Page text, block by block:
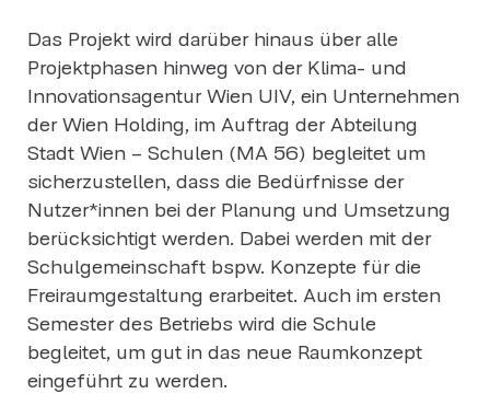
Das Projekt wird darüber hinaus über alle
Projektphasen hinweg von der Klima- und
Innovationsagentur Wien UIV, ein Unternehmen
der Wien Holding, im Auftrag der Abteilung
Stadt Wien – Schulen (MA 56) begleitet um
sicherzustellen, dass die Bedürfnisse der
Nutzer*innen bei der Planung und Umsetzung
berücksichtigt werden. Dabei werden mit der
Schulgemeinschaft bspw. Konzepte für die
Freiraumgestaltung erarbeitet. Auch im ersten
Semester des Betriebs wird die Schule
begleitet, um gut in das neue Raumkonzept
eingeführt zu werden.